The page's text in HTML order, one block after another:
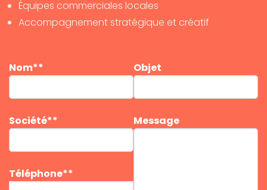
Équipes commerciales locales
Accompagnement stratégique et créatif
Nom**
Société**
Téléphone**
Objet
Message